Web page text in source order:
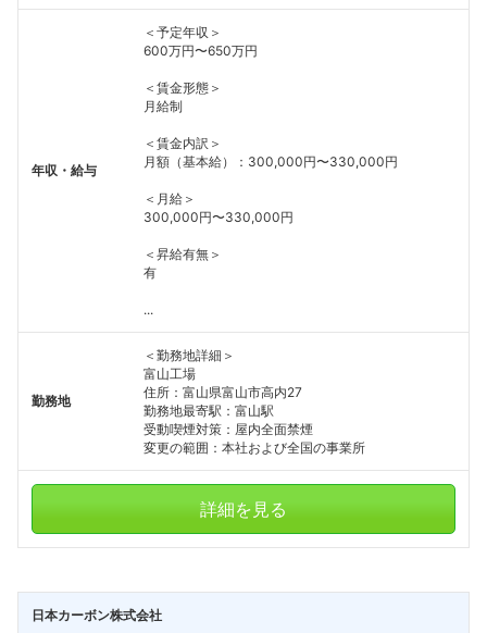
年収・給与
＜予定年収＞
600万円〜650万円
＜賃金形態＞
月給制
＜賃金内訳＞
月額（基本給）：300,000円〜330,000円
＜月給＞
300,000円〜330,000円
＜昇給有無＞
有
...
勤務地
＜勤務地詳細＞
富山工場
住所：富山県富山市高内27
勤務地最寄駅：富山駅
受動喫煙対策：屋内全面禁煙
変更の範囲：本社および全国の事業所
詳細を見る
日本カーボン株式会社